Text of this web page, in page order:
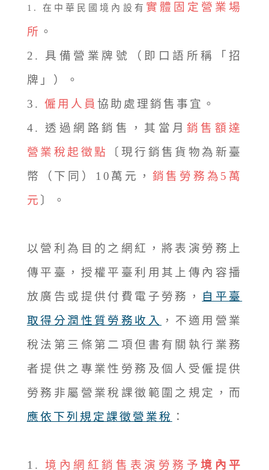
1. 在中華民國境內設有 實體固定營業場
所 。
2. 具備營業牌號（即口語所稱「招
牌」）。
3. 僱用人員 協助處理銷售事宜。
4. 透過網路銷售，其當月 銷售額達
營業稅起徵點
〔現行銷售貨物為新臺
幣（下同）10萬元， 銷售勞務為5萬
元 〕。
以營利為目的之網紅，將表演勞務上
傳平臺，授權平臺利用其上傳內容播
放廣告或提供付費電子勞務，
自平臺
取得分潤性質勞務收入
，不適用營業
稅法第三條第二項但書有關執行業務
者提供之專業性勞務及個人受僱提供
勞務非屬營業稅課徵範圍之規定，而
應依下列規定課徵營業稅 ：
1.境內網紅銷售表演勞務予境內平